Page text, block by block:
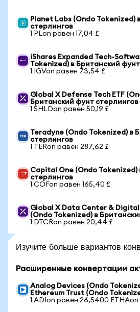
Planet Labs (Ondo Tokenized)
стерлингов
1 PLon равен 17,04 £
iShares Expanded Tech-
Tokenized) в Британский
1 IGVon равен 73,54 £
Global X Defense Tech ETF
Британский фунт стерлингов
1 SHLDon равен 50,19 £
Teradyne (Ondo Tokenized) в
стерлингов
1 TERon равен 287,62 £
Capital One (Ondo Tokenized)
стерлингов
1 COFon равен 165,40 £
Global X Data Center &
(Ondo Tokenized) в
1 DTCRon равен 20,44 £
Изучите больше вариантов
Расширенные конвертации
Analog Devices (Ondo
Ethereum Trust (Ondo
1 ADIon равен 26,5400 ETHAon